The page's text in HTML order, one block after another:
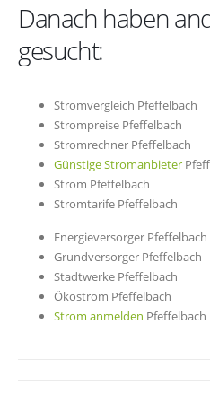
Danach haben
gesucht:
Stromvergleich Pfeffelbach
Strompreise Pfeffelbach
Stromrechner Pfeffelbach
Günstige Stromanbieter
Strom Pfeffelbach
Stromtarife Pfeffelbach
Energieversorger Pfeffelbach
Grundversorger Pfeffelbach
Stadtwerke Pfeffelbach
Ökostrom Pfeffelbach
Strom anmelden Pfeffelbach